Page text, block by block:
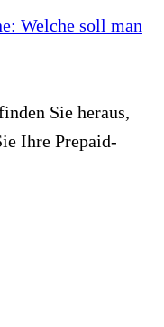
Welche soll man
Sie heraus,
Ihre Prepaid-